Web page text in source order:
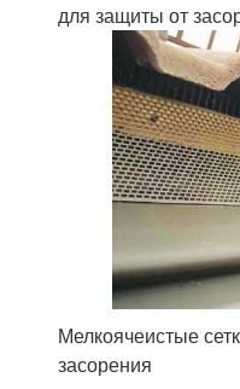
для защиты от
Мелкоячеистые
засорения